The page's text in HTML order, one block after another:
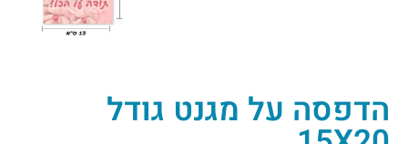
הדפסה על מגנט גודל